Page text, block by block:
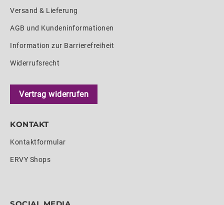
Versand & Lieferung
AGB und Kundeninformationen
Information zur Barrierefreiheit
Widerrufsrecht
Vertrag widerrufen
KONTAKT
Kontaktformular
ERVY Shops